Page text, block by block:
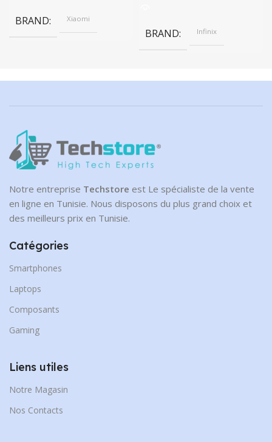
BRAND Xiaomi
BRAND Infinix
Notre entreprise Techstore est Le spécialiste de la vente
en ligne en Tunisie. Nous disposons du plus grand choix et
des meilleurs prix en Tunisie.
Catégories
Smartphones
Laptops
Composants
Gaming
Liens utiles
Notre Magasin
Nos Contacts